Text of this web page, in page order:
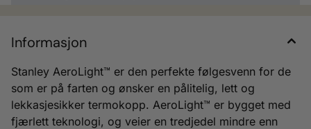
Informasjon
Stanley AeroLight™ er den perfekte følgesvenn for de
som er på farten og ønsker en pålitelig, lett og
lekkasjesikker termokopp. AeroLight™ er bygget med
fjærlett teknologi, og veier en tredjedel mindre enn